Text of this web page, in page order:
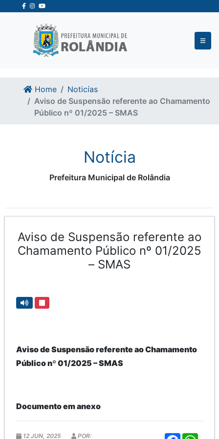
Ir para o conteudo
Ir para o fim do conteudo
Home
Noticías
Aviso de Suspensão referente ao Chamamento
Público nº 01/2025 – SMAS
Notícia
Prefeitura Municipal de Rolândia
Aviso de Suspensão referente ao
Chamamento Público nº 01/2025
– SMAS
Aviso de Suspensão referente ao Chamamento
Público nº 01/2025 – SMAS
Documento em anexo
12 JUN, 2025 POR: